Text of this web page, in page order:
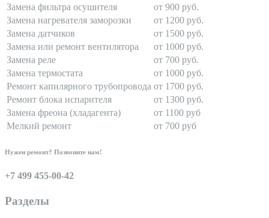
Замена фильтра осушителя
от 900 руб.
Замена нагревателя заморозки
от 1200 руб.
Замена датчиков
от 1500 руб.
Замена или ремонт вентилятора
от 1000 руб.
Замена реле
от 700 руб.
Замена термостата
от 1000 руб.
Ремонт капилярного трубопровода от 1700 руб.
Ремонт блока испарителя
от 1300 руб.
Замена фреона (хладагента)
от 1100 руб
Мелкий ремонт
от 700 руб
Нужен ремонт? Позвоните нам!
+7 499 455-00-42
Разделы